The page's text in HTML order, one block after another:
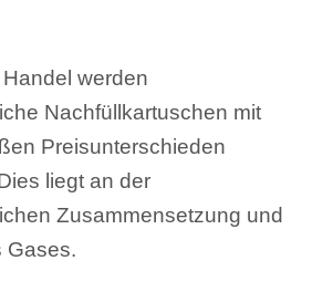
Handel werden
Nachfüllkartuschen mit
Preisunterschieden
liegt an der
Zusammensetzung und
Gases.